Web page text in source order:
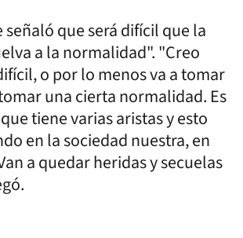
que será difícil que la
a la normalidad". "Creo
o por lo menos va a tomar
una cierta normalidad. Es
tiene varias aristas y esto
en la sociedad nuestra, en
a quedar heridas y secuelas